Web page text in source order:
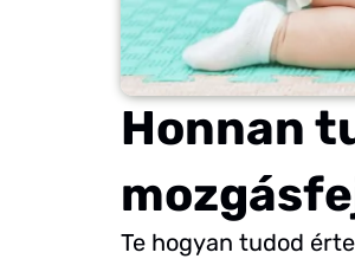
Honnan
Te hogyan tudod